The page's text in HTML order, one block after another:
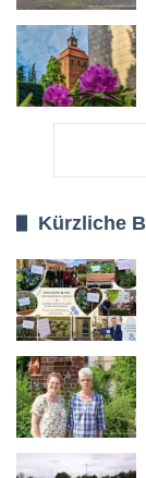
Kürzliche